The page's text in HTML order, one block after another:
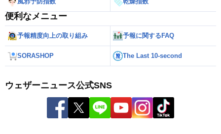
便利なメニュー
予報精度向上の取り組み 予報に関するFAQ
SORASHOP The Last 10-second
ウェザーニュース公式SNS